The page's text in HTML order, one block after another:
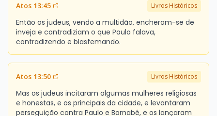
Atos 13:45 Livros Históricos
Então os judeus, vendo a multidão, encheram-se de
inveja e contradiziam o que Paulo falava,
contradizendo e blasfemando.
Atos 13:50 Livros Históricos
Mas os judeus incitaram algumas mulheres religiosas
e honestas, e os principais da cidade, e levantaram
perseguição contra Paulo e Barnabé, e os lançaram